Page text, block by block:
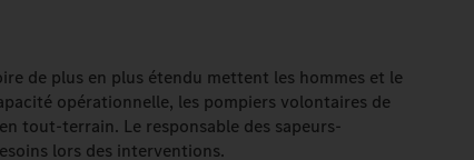
de plus en plus étendu mettent les hommes et le
opérationnelle, les pompiers volontaires de
tout-terrain. Le responsable des sapeurs-
lors des interventions.